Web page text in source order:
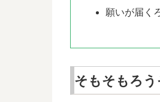
願いが届く
そもそもろ